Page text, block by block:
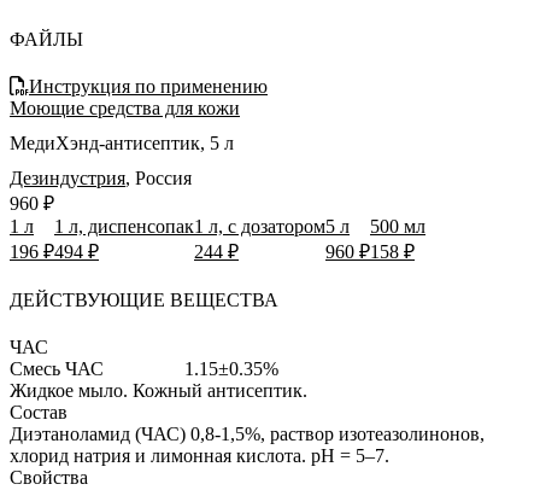
ФАЙЛЫ
Инструкция по применению
Моющие средства для кожи
МедиХэнд-антисептик, 5 л
Дезиндустрия, Россия
1 л
196 ₽
1 л, диспенсопак
494 ₽
1 л, с дозатором
244 ₽
5 л
960 ₽
500 мл
158 ₽
ДЕЙСТВУЮЩИЕ ВЕЩЕСТВА
ЧАС
Смесь ЧАС
1.15±0.35%
Жидкое мыло. Кожный антисептик.
Состав
Диэтанолaмид (ЧАС) 0,8-1,5%, раствор изотеазолинонов,
хлорид натрия и лимонная кислота. pH = 5–7.
Свойства
960 ₽